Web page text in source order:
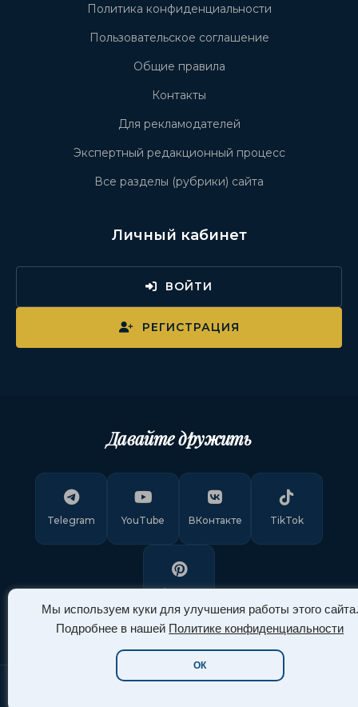
Мы используем куки для улучшения работы этого сайта.
Подробнее в нашей Политике конфиденциальности
ОК
Политика конфиденциальности
Пользовательское соглашение
Общие правила
Контакты
Для рекламодателей
Экспертный редакционный процесс
Все разделы (рубрики) сайта
Личный кабинет
ВОЙТИ
РЕГИСТРАЦИЯ
Давайте дружить
Telegram YouTube ВКонтакте TikTok
Pinterest